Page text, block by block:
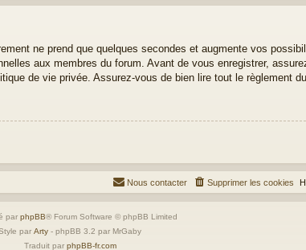
ne prend que quelques secondes et augmente vos
aux membres du forum. Avant de vous enregistrer,
de vie privée. Assurez-vous de bien lire tout le règlement du
Supprimer les cookies
Nous contacter
par phpBB® Forum Software © phpBB Limited
par Arty - phpBB 3.2 par MrGaby
Traduit par phpBB-fr.com